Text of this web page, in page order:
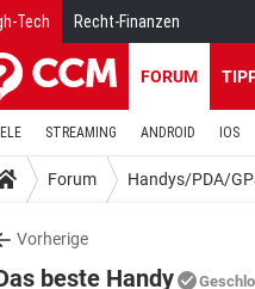
Tech Recht-Finanzen
FORUM
STREAMING ANDROID IOS
Forum Handys/PDA/
Vorherige
beste Handy